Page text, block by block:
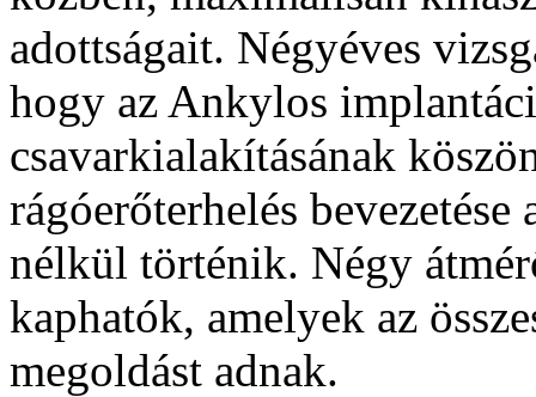
adottságait. Négyéves
hogy az Ankylos
csavarkialakításának
rágóerőterhelés
nélkül történik. Négy
kaphatók, amelyek az
megoldást adnak.